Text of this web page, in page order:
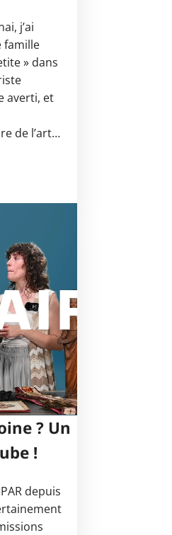
j’ai
famille
» dans
averti, et
de l’art…
? Un
!
depuis